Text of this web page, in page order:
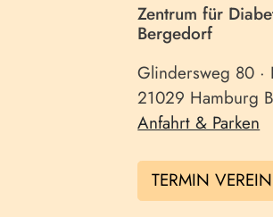
Zentrum für
Bergedorf
Glindersweg 80 ·
21029 Hamburg
Anfahrt & Parken
TERMIN